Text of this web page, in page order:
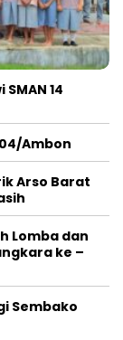
14
Ambon
Arso Barat
Lomba dan
ke –
Sembako